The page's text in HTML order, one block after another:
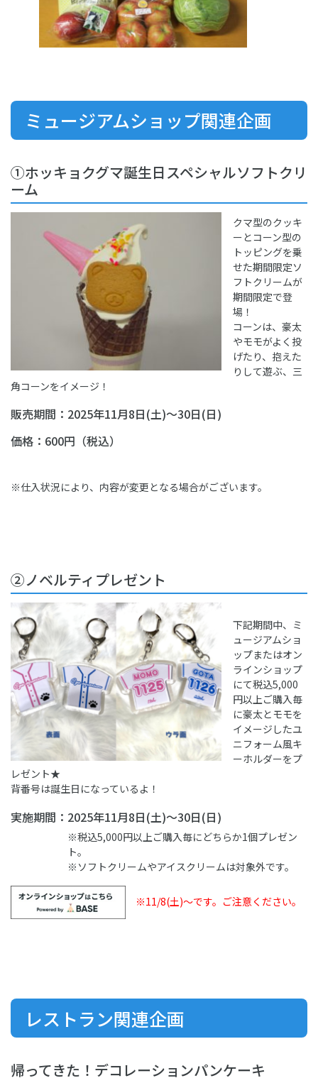
ミュージアムショップ関連企画
①ホッキョクグマ誕生日スペシャルソフトクリ
ーム
クマ型のクッキ
ーとコーン型の
トッピングを乗
せた期間限定ソ
フトクリームが
期間限定で登
場！
コーンは、豪太
やモモがよく投
げたり、抱えた
りして遊ぶ、三
角コーンをイメージ！
販売期間：2025年11月8日(土)～30日(日)
価格：600円（税込）
※仕入状況により、内容が変更となる場合がございます。
②ノベルティプレゼント
下記期間中、ミ
ュージアムショ
ップまたはオン
ラインショップ
にて税込5,000
円以上ご購入毎
に豪太とモモを
イメージしたユ
ニフォーム風キ
ーホルダーをプ
レゼント★
背番号は誕生日になっているよ！
実施期間：2025年11月8日(土)～30日(日)
※税込5,000円以上ご購入毎にどちらか1個プレゼン
ト。
※ソフトクリームやアイスクリームは対象外です。
※11/8(土)～です。ご注意ください。
レストラン関連企画
帰ってきた！デコレーションパンケーキ